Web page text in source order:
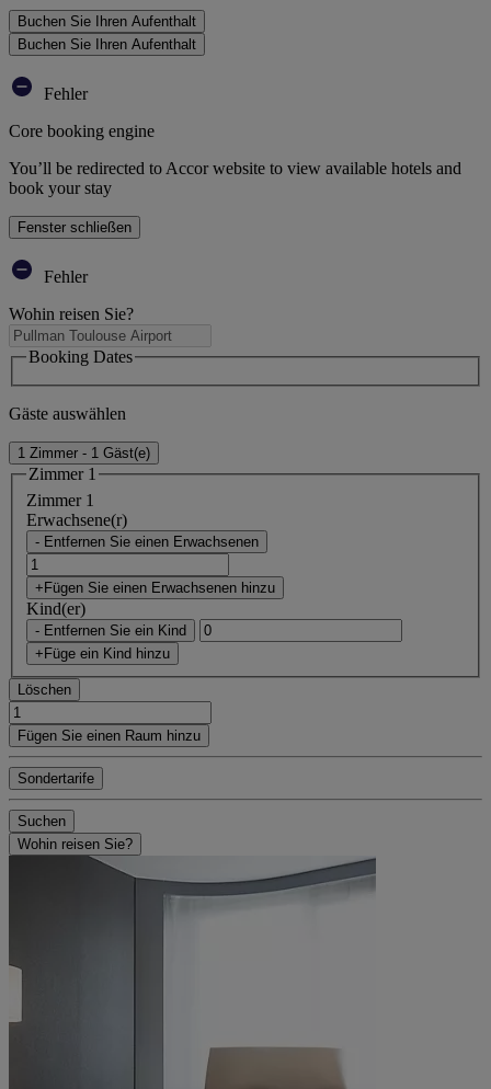
Buchen Sie Ihren Aufenthalt
Buchen Sie Ihren Aufenthalt
Fehler
Core booking engine
You’ll be redirected to Accor website to view available hotels and
book your stay
Fenster schließen
Fehler
Wohin reisen Sie?
Booking Dates
Gäste auswählen
1 Zimmer - 1 Gäst(e)
Zimmer 1
Zimmer 1
Erwachsene(r)
- Entfernen Sie einen Erwachsenen
+Fügen Sie einen Erwachsenen hinzu
Kind(er)
- Entfernen Sie ein Kind
+Füge ein Kind hinzu
Löschen
Fügen Sie einen Raum hinzu
Sondertarife
Suchen
Wohin reisen Sie?